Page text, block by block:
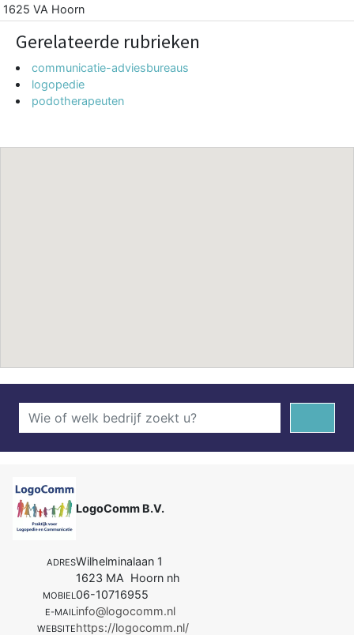
1625 VA Hoorn
Gerelateerde rubrieken
communicatie-adviesbureaus
logopedie
podotherapeuten
LogoComm B.V.
ADRESWilhelminalaan 1
1623 MA Hoorn nh
MOBIEL 06-10716955
E-MAIL info@logocomm.nl
WEBSITEhttps://logocomm.nl/